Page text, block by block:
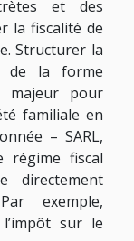
et des
la fiscalité de
Structurer la
de la forme
majeur pour
familiale en
– SARL,
régime fiscal
directement
exemple,
sur le